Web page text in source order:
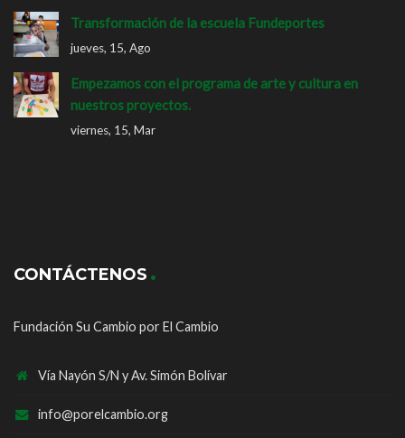
Transformación de la escuela Fundeportes
jueves, 15, Ago
Empezamos con el programa de arte y cultura en
nuestros proyectos.
viernes, 15, Mar
CONTÁCTENOS
Fundación Su Cambio por El Cambio
Vía Nayón S/N y Av. Simón Bolívar
info@porelcambio.org